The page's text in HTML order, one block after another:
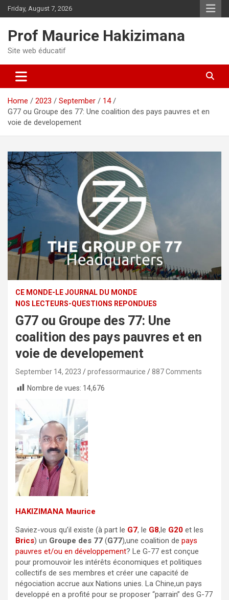
Skip
to
Friday, August 7, 2026
Prof Maurice Hakizimana
Site web éducatif
Home 2023 September
14
G77 ou Groupe des 77: Une coalition des pays pauvres et en
voie de developement
CE MONDE-LE JOURNAL DU MONDE
NOS LECTEURS-QUESTIONS REPONDUES
G77 ou Groupe des 77: Une
coalition des pays pauvres et en
voie de developement
September 14, 2023 professormaurice
887 Comments
Nombre de vues: 14,676
HAKIZIMANA Maurice
Saviez-vous qu’il existe (à part le G7, le G8,le G20 et les
Brics) un Groupe des 77 (G77),une coalition de pays
pauvres et/ou en développement? Le G-77 est conçue
pour promouvoir les intérêts économiques et politiques
collectifs de ses membres et créer une capacité de
négociation accrue aux Nations unies. La Chine,un pays
developpé en a profité pour se proposer “parrain” des G-77